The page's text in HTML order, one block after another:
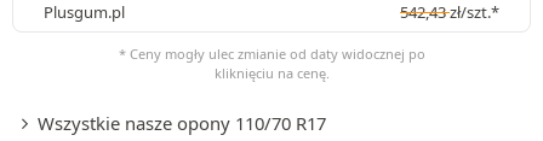
Plusgum.pl
542,43zł/szt.*
* Ceny mogły ulec zmianie od daty widocznej po
kliknięciu na cenę.
Wszystkie nasze opony 110/70 R17